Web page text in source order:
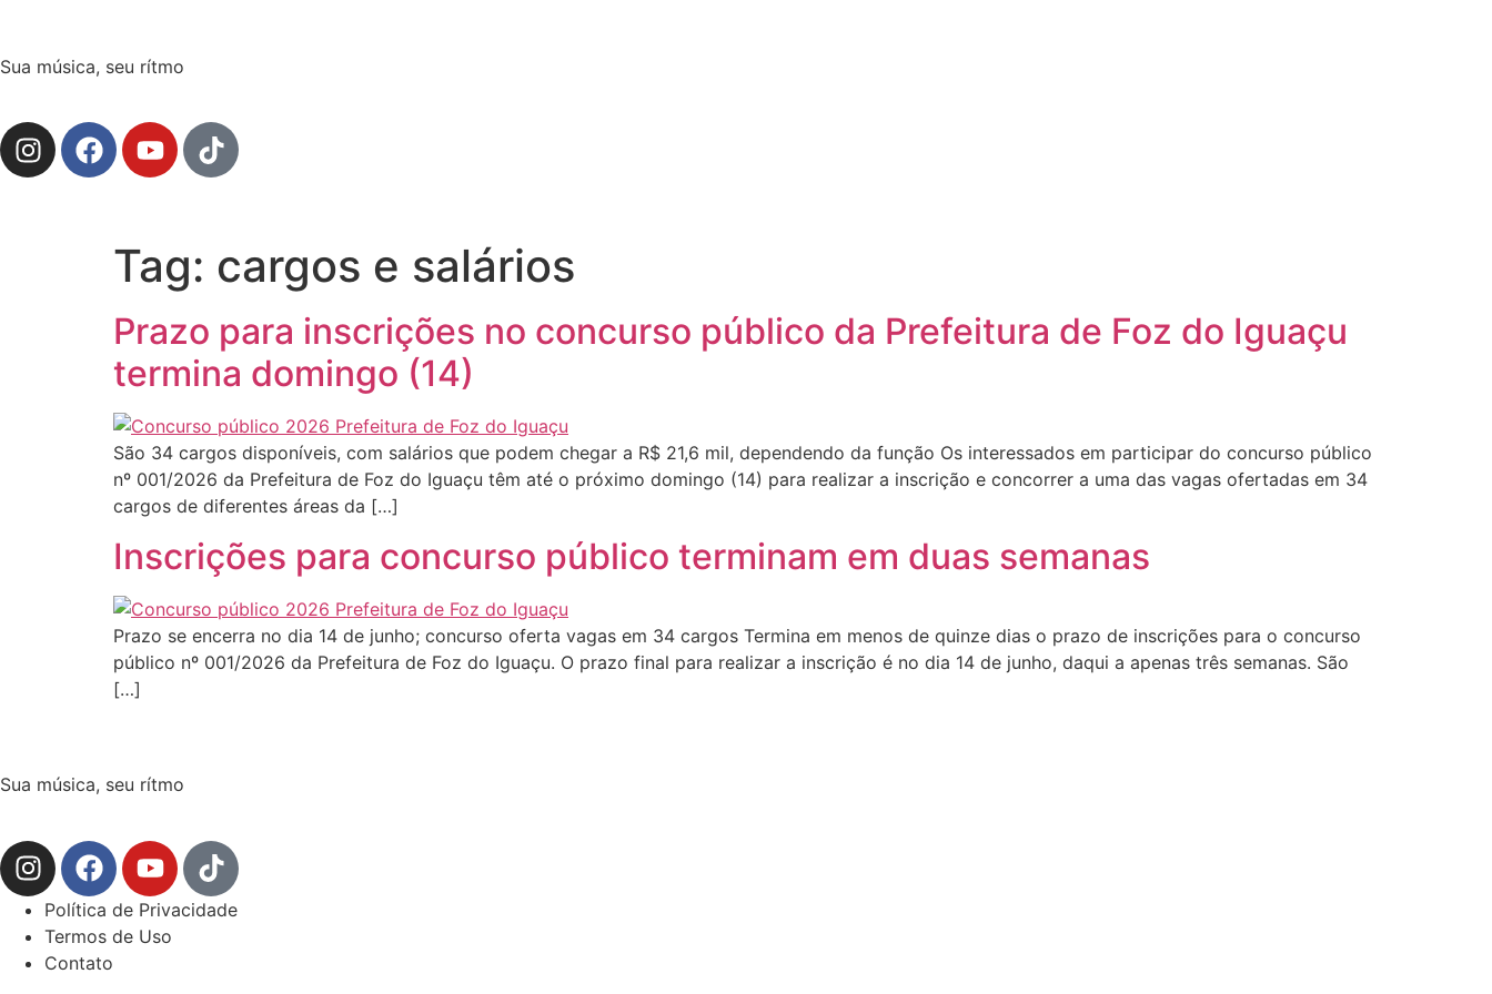
Sua música, seu rítmo
Tag: cargos e salários
Prazo para inscrições no concurso público da Prefeitura de Foz do Iguaçu
termina domingo (14)
São 34 cargos disponíveis, com salários que podem chegar a R$ 21,6 mil, dependendo da função Os interessados em participar do concurso público
nº 001/2026 da Prefeitura de Foz do Iguaçu têm até o próximo domingo (14) para realizar a inscrição e concorrer a uma das vagas ofertadas em 34
cargos de diferentes áreas da […]
Inscrições para concurso público terminam em duas semanas
Prazo se encerra no dia 14 de junho; concurso oferta vagas em 34 cargos Termina em menos de quinze dias o prazo de inscrições para o concurso
público nº 001/2026 da Prefeitura de Foz do Iguaçu. O prazo final para realizar a inscrição é no dia 14 de junho, daqui a apenas três semanas. São
[…]
Sua música, seu rítmo
Política de Privacidade
Termos de Uso
Contato